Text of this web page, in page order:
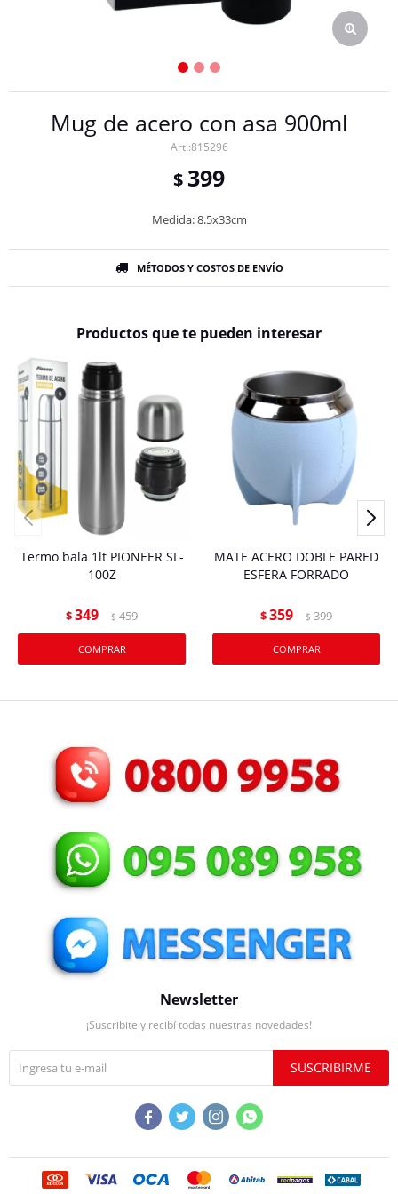
Mug de acero con asa 900ml
815296
$ 399
Medida: 8.5x33cm
MÉTODOS Y COSTOS DE ENVÍO
Productos que te pueden interesar
Termo bala 1lt PIONEER SL-
100Z
$349 $ 459
MATE ACERO DOBLE PARED
ESFERA FORRADO
$359 $ 399
Newsletter
¡Suscribite y recibí todas nuestras novedades!
SUSCRIBIRME
   